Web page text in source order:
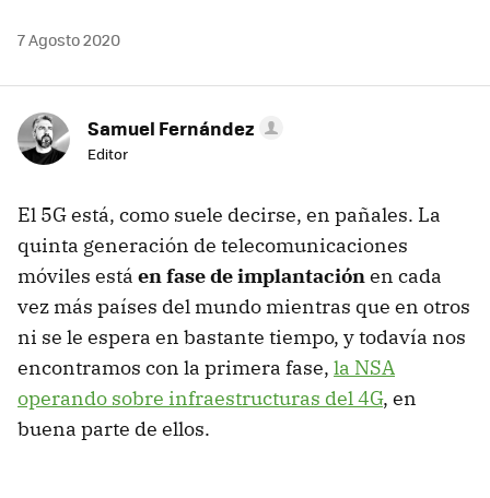
7 Agosto 2020
Samuel Fernández
Editor
El 5G está, como suele decirse, en pañales. La
quinta generación de telecomunicaciones
móviles está en fase de implantaciónen cada
vez más países del mundo mientras que en otros
ni se le espera en bastante tiempo, y todavía nos
encontramos con la primera fase, la NSA
operando sobre infraestructuras del 4G, en
buena parte de ellos.